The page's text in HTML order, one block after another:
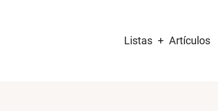
navigation
Listas Artículos